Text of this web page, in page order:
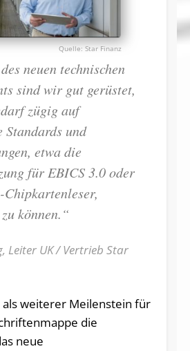
Star Finanz
neuen technischen
sind wir gut gerüstet,
zügig auf
Standards und
etwa die
für EBICS 3.0 oder
können.“
Leiter UK / Vertrieb Star
als weiterer Meilenstein für
die
neue